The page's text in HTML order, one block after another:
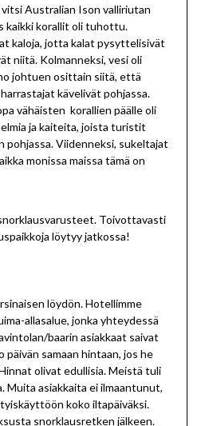
Australian Ison valliriutan
kaikki korallit oli tuhottu.
kaloja, jotta kalat pysyttelisivät
niitä. Kolmanneksi, vesi oli
johtuen osittain siitä, että
kävelivät pohjassa.
vähäisten korallien päälle oli
ja kaiteita, joista turistit
pohjassa. Viidenneksi, sukeltajat
monissa maissa tämä on
Toivottavasti
löytyy jatkossa!
löydön. Hotellimme
allasalue, jonka yhteydessä
baarin asiakkaat saivat
päivän samaan hintaan, jos he
olivat edullisia. Meistä tuli
Muita asiakkaita ei ilmaantunut,
koko iltapäiväksi.
snorklausretken jälkeen.